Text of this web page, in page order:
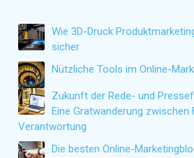
Wie 3D-Druck
sicher
Nützliche Tools im Online-
Zukunft der Rede- und
Eine Gratwanderung zwischen
Verantwortung
Die besten Online-